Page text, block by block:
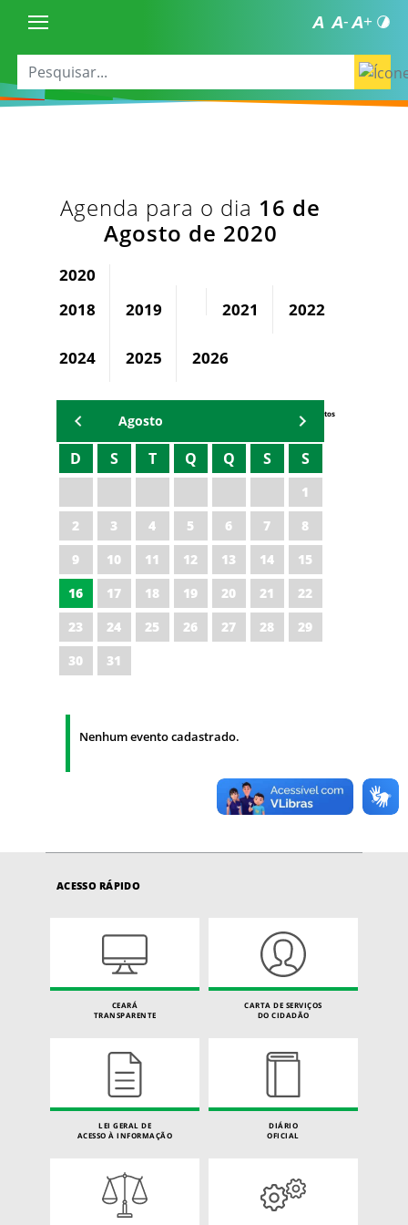
Agenda para o dia 16 de
Agosto de 2020
2020
2018
2019 2021 2022
2024 2025 2026
Eventos
Agosto
D S T Q Q S S
1
2
3 4 5 6 7
8
9
10 11 12 13 14
15
16
17 18 19 20 21
22
23
24 25 26 27 28
29
30
31
Nenhum evento cadastrado.
ACESSO RÁPIDO
CEARÁ
TRANSPARENTE
CARTA DE SERVIÇOS
DO CIDADÃO
LEI GERAL DE
ACESSO À INFORMAÇÃO
DIÁRIO
OFICIAL